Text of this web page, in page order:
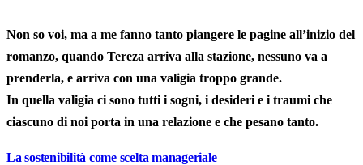
Non so voi, ma a me fanno tanto piangere le pagine all’inizio del
romanzo, quando Tereza arriva alla stazione, nessuno va a
prenderla, e arriva con una valigia troppo grande.
In quella valigia ci sono tutti i sogni, i desideri e i traumi che
ciascuno di noi porta in una relazione e che pesano tanto.
La sostenibilità come scelta manageriale